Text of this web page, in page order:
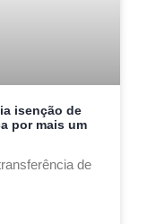
isenção de
por mais um
de